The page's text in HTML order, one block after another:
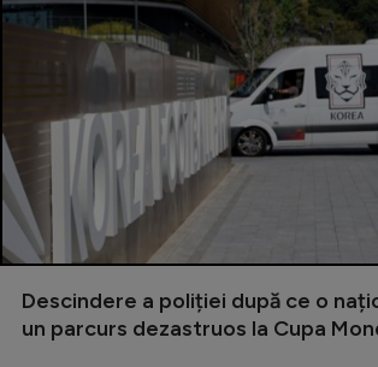
Descindere a poliției după ce o
un parcurs dezastruos la Cupa